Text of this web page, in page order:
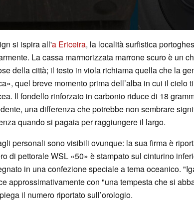
si ispira all'a Ericeira, la località surfistica
La cassa marmorizzata marrone scuro è un
della città; il testo in viola richiama quella che la
quel breve momento prima dell’alba in cui il cielo
Il fondello rinforzato in carbonio riduce di 18
una differenza che potrebbe non sembrare
quando si pagaia per raggiungere il largo.
personali sono visibili ovunque: la sua firma è
di pettorale WSL «50» è stampato sul cinturino
in una confezione speciale a tema oceanico.
approssimativamente con "una tempesta che si
il numero riportato sull’orologio.